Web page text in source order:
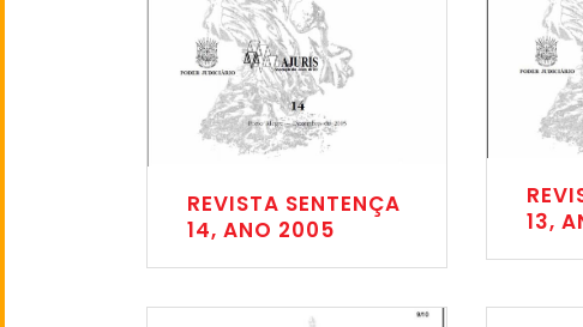
REVISTA SENTENÇA
14, ANO 2005
13,